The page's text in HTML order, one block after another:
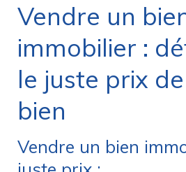
Vendre un
immobilier :
le juste prix
bien
Vendre un bien